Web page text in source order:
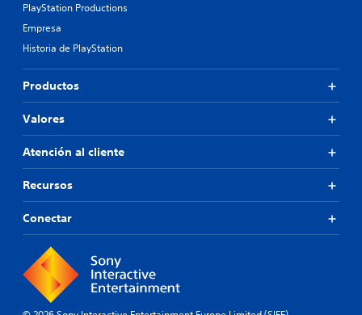
PlayStation Productions
Empresa
Historia de PlayStation
Productos
Valores
Atención al cliente
Recursos
Conectar